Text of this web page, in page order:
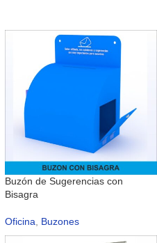
Buzón de Sugerencias con
Bisagra
Oficina, Buzones